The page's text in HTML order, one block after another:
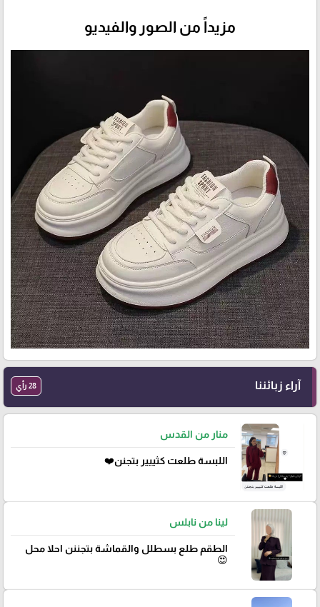
مزيداً من الصور والفيديو
آراء زبائننا 28 رأي
منار من القدس
اللبسة طلعت كثييير بتجنن❤️
لينا من نابلس
الطقم طلع بسطلل والقماشة بتجننن احلا محل
😍